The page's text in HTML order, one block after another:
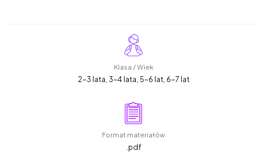
Klasa / Wiek
2-3 lata, 3-4 lata, 5-6 lat, 6-7 lat
Format materiałów
.pdf